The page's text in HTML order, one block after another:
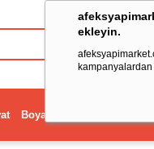
ekleyin.
Boya